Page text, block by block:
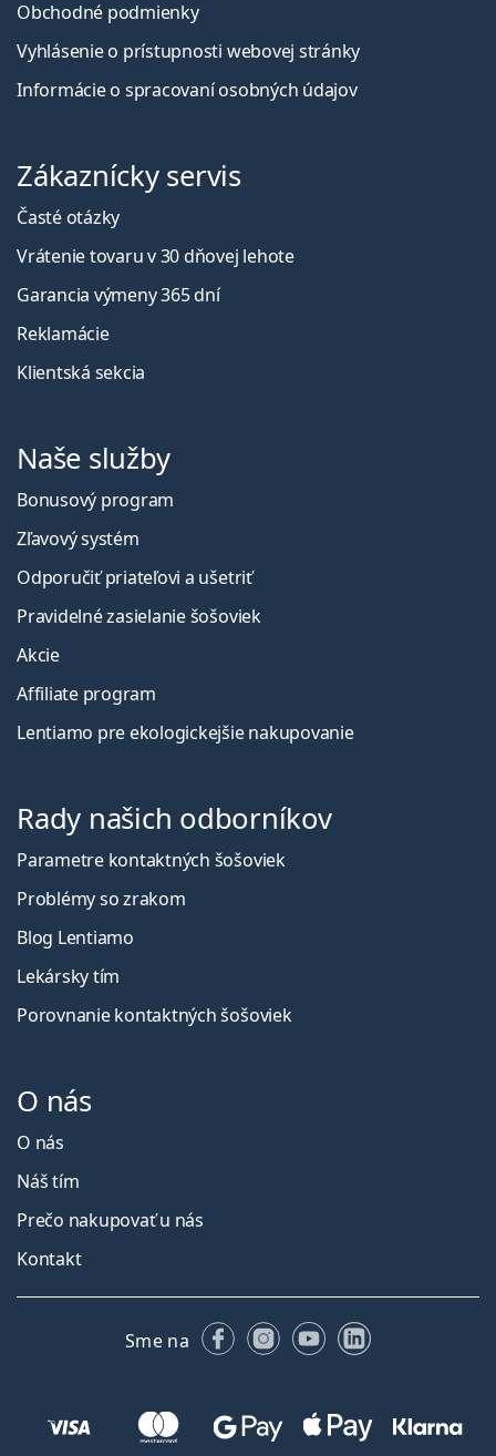
Obchodné podmienky
Vyhlásenie o prístupnosti webovej stránky
Informácie o spracovaní osobných údajov
Zákaznícky servis
Časté otázky
Vrátenie tovaru v 30 dňovej lehote
Garancia výmeny 365 dní
Reklamácie
Klientská sekcia
Naše služby
Bonusový program
Zľavový systém
Odporučiť priateľovi a ušetriť
Pravidelné zasielanie šošoviek
Akcie
Affiliate program
Lentiamo pre ekologickejšie nakupovanie
Rady našich odborníkov
Parametre kontaktných šošoviek
Problémy so zrakom
Blog Lentiamo
Lekársky tím
Porovnanie kontaktných šošoviek
O nás
O nás
Náš tím
Prečo nakupovať u nás
Kontakt
Sme na FacebookuInstagrame
YouTubeLinkedIn